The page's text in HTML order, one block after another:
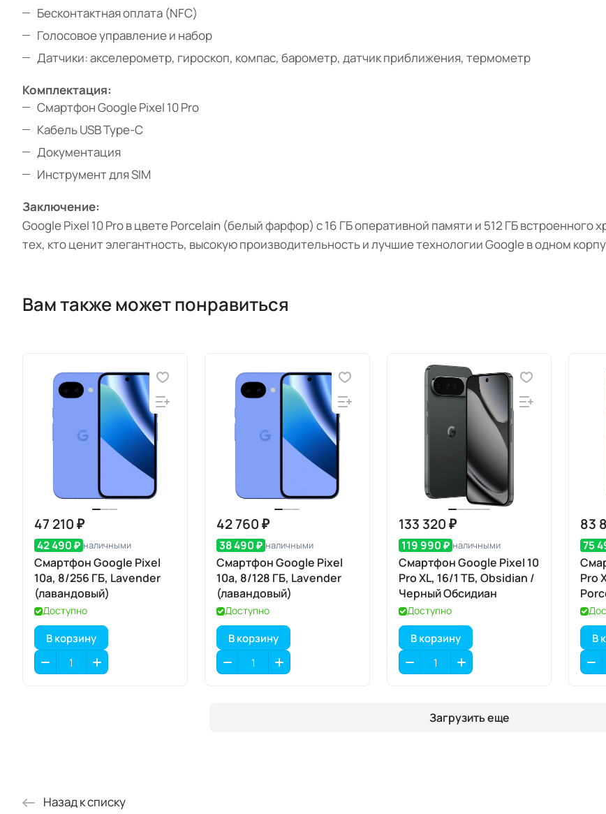
Бесконтактная оплата (NFC)
Голосовое управление и набор
Датчики: акселерометр, гироскоп, компас, барометр, датчик приближения, термометр
Комплектация:
Смартфон Google Pixel 10 Pro
Кабель USB Type-C
Документация
Инструмент для SIM
Заключение:
Google Pixel 10 Pro в цвете Porcelain (белый фарфор) с 16 ГБ оперативной памяти и 512 ГБ
тех, кто ценит элегантность, высокую производительность и лучшие технологии Google в одном
Вам также может понравиться
47 210 ₽
42 490 ₽ наличными
Смартфон Google Pixel
10a, 8/256 ГБ, Lavender
(лавандовый)
Доступно
В корзину
42 760 ₽
38 490 ₽ наличными
Смартфон Google Pixel
10a, 8/128 ГБ, Lavender
(лавандовый)
Доступно
В корзину
133 320 ₽
119 990 ₽ наличными
Смартфон Google Pixel 10
Pro XL, 16/1 ТБ, Obsidian /
Черный Обсидиан
Доступно
В корзину
83
75
Pro
В
Загрузить еще
Назад к списку